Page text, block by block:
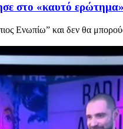
στο «καυτό
Ενωπίω” και δεν θα